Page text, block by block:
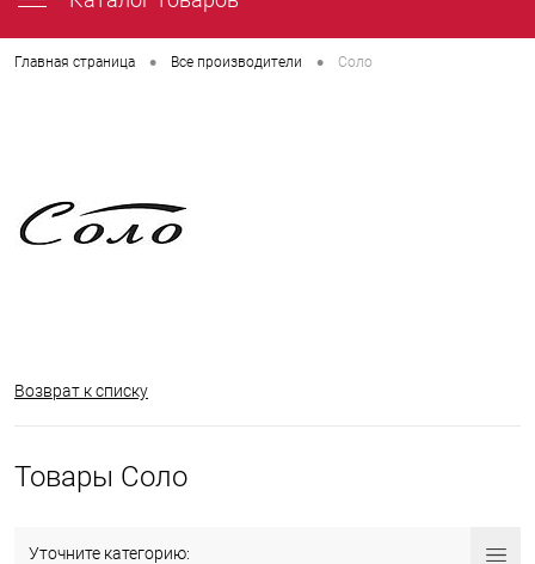
Главная страница • Все производители • Соло
Возврат к списку
Товары Соло
Уточните категорию: